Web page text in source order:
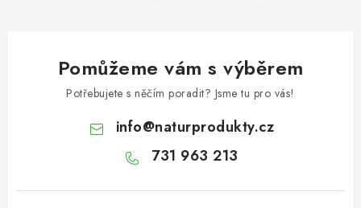
OŘECHY NATURAL / KEŠU OŘECHY / KEŠU OŘECHY
CELÉ NATURAL
OŘECHY NATURAL / PODZEMNICE (ARAŠÍDY) /
PODZEMNICE OLEJNÁ BLANŠÍROVANÁ
Pomůžeme vám s výběrem
Potřebujete s něčím poradit? Jsme tu pro vás!
info@naturprodukty.cz
731 963 213